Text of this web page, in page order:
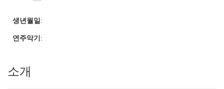
생년월일 :
연주악기 :
소개